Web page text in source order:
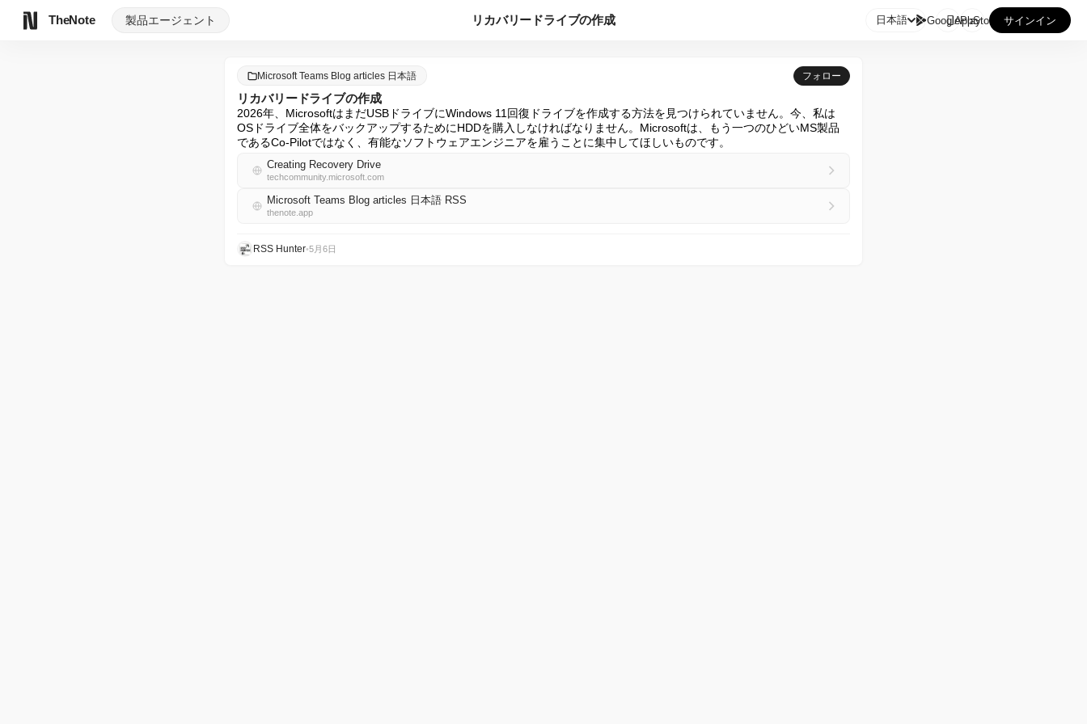
TheNote 製品エージェント リカバリードライブの作成 日本語 GooglePlay
AppStore サインイン
Microsoft Teams Blog articles 日本語 フォロー
リカバリードライブの作成
2026年、MicrosoftはまだUSBドライブにWindows 11回復ドライブを作成する方法を見つけられていません。今、私は
OSドライブ全体をバックアップするためにHDDを購入しなければなりません。Microsoftは、もう一つのひどいMS製品
であるCo-Pilotではなく、有能なソフトウェアエンジニアを雇うことに集中してほしいものです。
Creating Recovery Drive
techcommunity.microsoft.com
Microsoft Teams Blog articles 日本語 RSS
thenote.app
RSS Hunter•5月6日